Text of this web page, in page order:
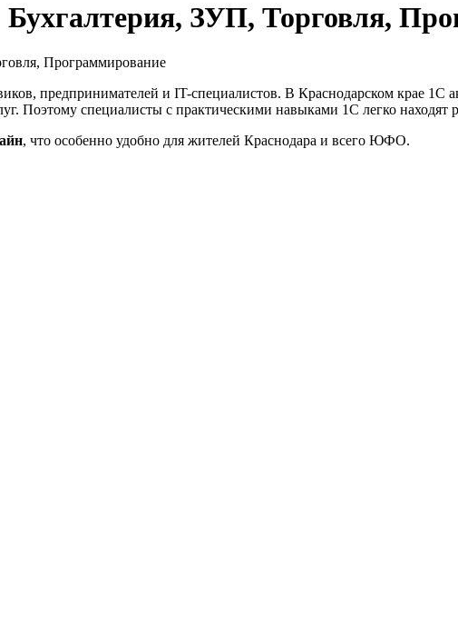
ЗУП, Торговля,
Программирование
предпринимателей и IT-специалистов. В Краснодарском крае 1С
Поэтому специалисты с практическими навыками 1С легко
, что особенно удобно для жителей Краснодара и всего ЮФО.